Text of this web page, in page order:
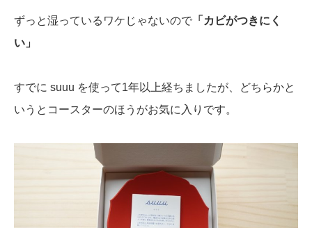
ずっと湿っているワケじゃないので 「カビがつきにく
い」
すでに suuu を使って1年以上経ちましたが、どちらかと
いうとコースターのほうがお気に入りです。